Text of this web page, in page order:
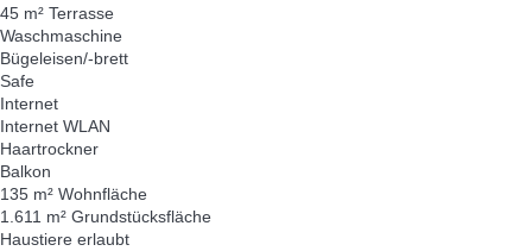
45 m² Terrasse
Waschmaschine
Bügeleisen/-brett
Safe
Internet
Internet WLAN
Haartrockner
Balkon
135 m² Wohnfläche
1.611 m² Grundstücksfläche
Haustiere erlaubt